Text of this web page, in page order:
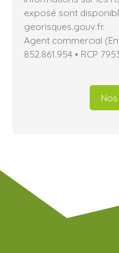
exposé sont
georisques.gouv.fr.
Agent commercial
852.861.954 • RCP